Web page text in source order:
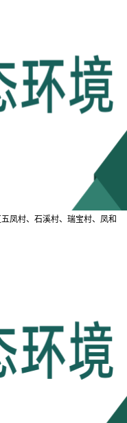
凤村、石溪村、瑞宝村、凤和